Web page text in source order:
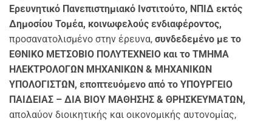
Ερευνητικό Πανεπιστημιακό Ινστιτούτο, ΝΠΙΔ εκτός
Δημοσίου Τομέα, κοινωφελούς ενδιαφέροντος,
προσανατολισμένο στην έρευνα, συνδεδεμένο με το
ΕΘΝΙΚΟ ΜΕΤΣΟΒΙΟ ΠΟΛΥΤΕΧΝΕΙΟ και το ΤΜΗΜΑ
ΗΛΕΚΤΡΟΛΟΓΩΝ ΜΗΧΑΝΙΚΩΝ & ΜΗΧΑΝΙΚΩΝ
ΥΠΟΛΟΓΙΣΤΩΝ, εποπτευόμενο από το ΥΠΟΥΡΓΕΙΟ
ΠΑΙΔΕΙΑΣ – ΔΙΑ ΒΙΟΥ ΜΑΘΗΣΗΣ & ΘΡΗΣΚΕΥΜΑΤΩΝ,
απολαύον διοικητικής και οικονομικής αυτονομίας,